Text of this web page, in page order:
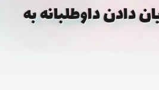
پایان دادن داوطلبانه به